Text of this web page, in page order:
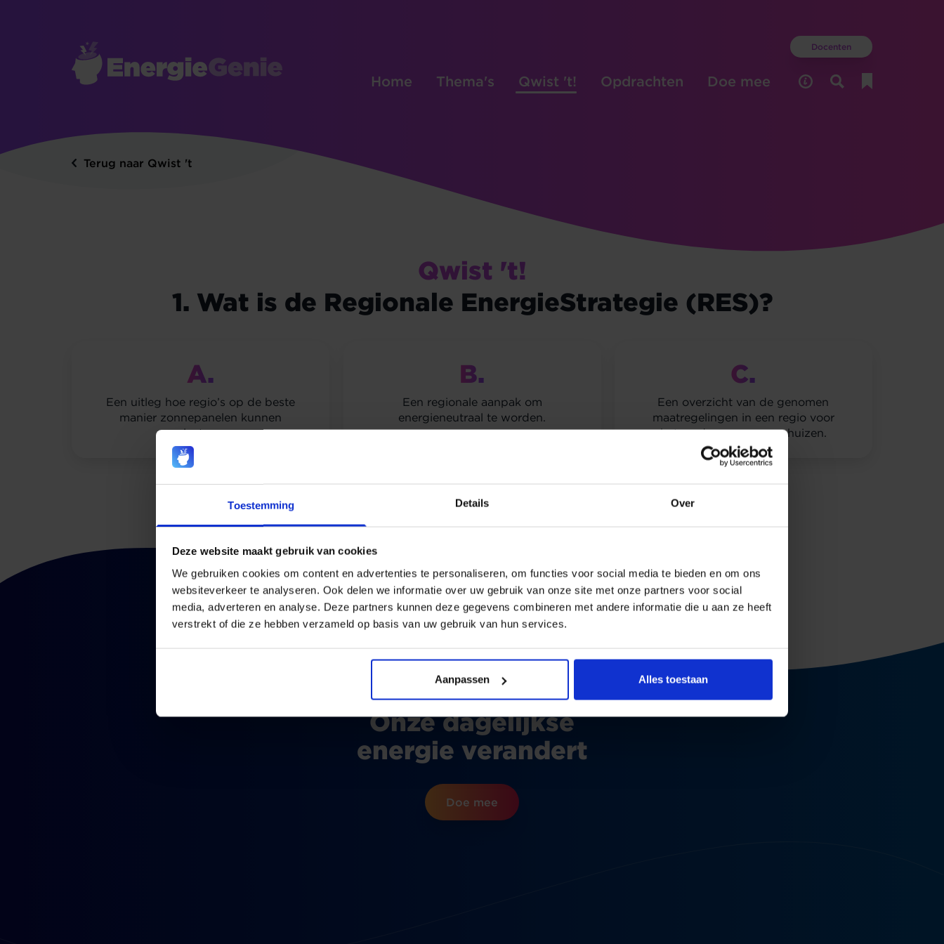
Toestemming Details Over
Deze website maakt gebruik van cookies
We gebruiken cookies om content en advertenties te personaliseren, om functies voor social media te bieden en om ons
websiteverkeer te analyseren. Ook delen we informatie over uw gebruik van onze site met onze partners voor social
media, adverteren en analyse. Deze partners kunnen deze gegevens combineren met andere informatie die u aan ze heeft
verstrekt of die ze hebben verzameld op basis van uw gebruik van hun services.
Aanpassen Alles toestaan
Docenten
Home Thema's Qwist 't! Opdrachten Doe mee
Terug naar Qwist 't
Qwist 't!
1. Wat is de Regionale EnergieStrategie (RES)?
A.
Een uitleg hoe regio’s op de beste
manier zonnepanelen kunnen
plaatsen.
B.
Een regionale aanpak om
energieneutraal te worden.
C.
Een overzicht van de genomen
maatregelingen in een regio voor
het verduurzamen van huizen.
Volgende
Onze dagelijkse
energie verandert
Doe mee